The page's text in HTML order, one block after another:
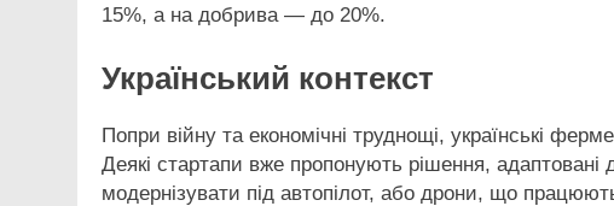
15%, а на добрива — до 20%.
Український контекст
Попри війну та економічні труднощі, українські
Деякі стартапи вже пропонують рішення,
модернізувати під автопілот, або дрони, що